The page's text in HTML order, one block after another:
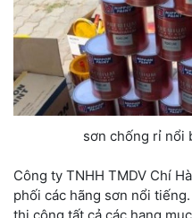
sơn chống rỉ nổi
Công ty TNHH TMDV Chí
phối các hãng sơn nổi